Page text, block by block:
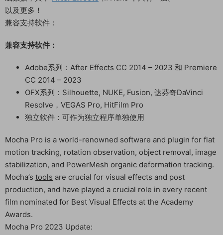
以及更多！
兼容支持软件：
兼容支持软件：
Adobe系列：After Effects CC 2014 – 2023 和 Premiere
CC 2014 – 2023
OFX系列：Silhouette, NUKE, Fusion, 达芬奇DaVinci
Resolve，VEGAS Pro, HitFilm Pro
独立软件：可作为独立程序单独使用
Mocha Pro is a world-renowned software and plugin for flat
motion tracking, rotation observation, object removal, image
stabilization, and PowerMesh organic deformation tracking.
Mocha’s tools are crucial for visual effects and post
production, and have played a crucial role in every recent
film nominated for Best Visual Effects at the Academy
Awards.
Mocha Pro 2023 Update: